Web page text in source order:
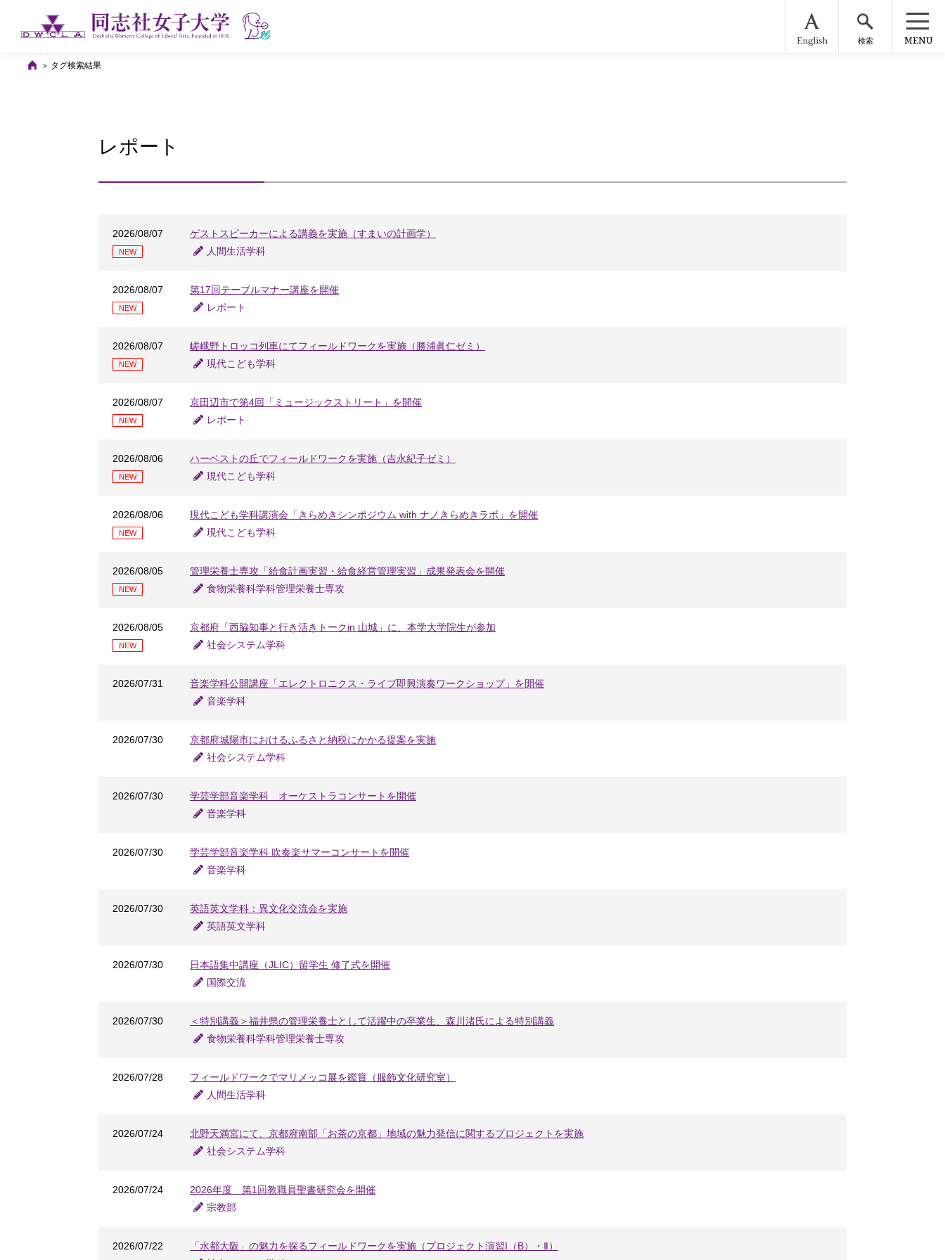
English 検索 MENU
タグ検索結果
レポート
2026/08/07
NEW
ゲストスピーカーによる講義を実施（すまいの計画学）
人間生活学科
2026/08/07
NEW
第17回テーブルマナー講座を開催
レポート
2026/08/07
NEW
嵯峨野トロッコ列車にてフィールドワークを実施（勝浦眞仁ゼミ）
現代こども学科
2026/08/07
NEW
京田辺市で第4回「ミュージックストリート」を開催
レポート
2026/08/06
NEW
ハーベストの丘でフィールドワークを実施（吉永紀子ゼミ）
現代こども学科
2026/08/06
NEW
現代こども学科講演会「きらめきシンポジウム with ナノきらめきラボ」を開催
現代こども学科
2026/08/05
NEW
管理栄養士専攻「給食計画実習・給食経営管理実習」成果発表会を開催
食物栄養科学科管理栄養士専攻
2026/08/05
NEW
京都府「西脇知事と行き活きトークin 山城」に、本学大学院生が参加
社会システム学科
2026/07/31
音楽学科公開講座「エレクトロニクス・ライブ即興演奏ワークショップ」を開催
音楽学科
2026/07/30
京都府城陽市におけるふるさと納税にかかる提案を実施
社会システム学科
2026/07/30
学芸学部音楽学科 オーケストラコンサートを開催
音楽学科
2026/07/30
学芸学部音楽学科 吹奏楽サマーコンサートを開催
音楽学科
2026/07/30
英語英文学科：異文化交流会を実施
英語英文学科
2026/07/30
日本語集中講座（JLIC）留学生 修了式を開催
国際交流
2026/07/30
＜特別講義＞福井県の管理栄養士として活躍中の卒業生、森川渚氏による特別講義
食物栄養科学科管理栄養士専攻
2026/07/28
フィールドワークでマリメッコ展を鑑賞（服飾文化研究室）
人間生活学科
2026/07/24
北野天満宮にて、京都府南部「お茶の京都」地域の魅力発信に関するプロジェクトを実施
社会システム学科
2026/07/24
2026年度 第1回教職員聖書研究会を開催
宗教部
2026/07/22
「水都大阪」の魅力を探るフィールドワークを実施（プロジェクト演習I（B）・Ⅱ）